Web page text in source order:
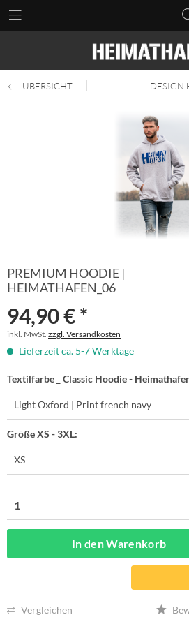
ÜBERSICHT DESIGN
PREMIUM HOODIE |
HEIMATHAFEN_06
94,90 € *
inkl. MwSt. zzgl. Versandkosten
Lieferzeit ca. 5-7 Werktage
Textilfarbe _ Classic Hoodie -
Größe XS - 3XL:
In denWarenkorb
Vergleichen